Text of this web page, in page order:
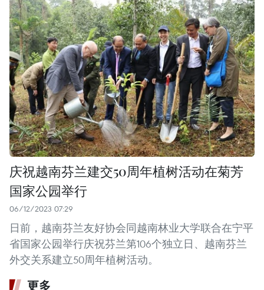
庆祝越南芬兰建交50周年植树活动在菊芳
国家公园举行
06/12/2023 07:29
日前，越南芬兰友好协会同越南林业大学联合在宁平
省国家公园举行庆祝芬兰第106个独立日、越南芬兰
外交关系建立50周年植树活动。
更多